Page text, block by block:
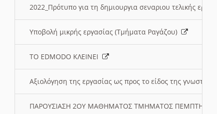
2022_Πρότυπο για τη δημιουργια σεναριου τελικής
Υποβολή μικρής εργασίας (Τμήματα Ραγάζου)
ΤΟ EDMODO ΚΛΕΙΝΕΙ
Αξιολόγηση της εργασίας ως προς το είδος της
ΠΑΡΟΥΣΙΑΣΗ 2ΟΥ ΜΑΘΗΜΑΤΟΣ ΤΜΗΜΑΤΟΣ